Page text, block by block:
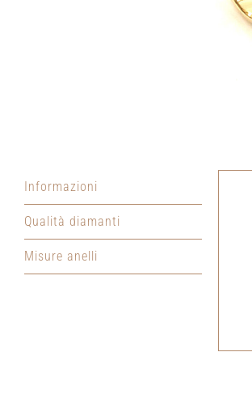
Informazioni
Qualità diamanti
Misure anelli